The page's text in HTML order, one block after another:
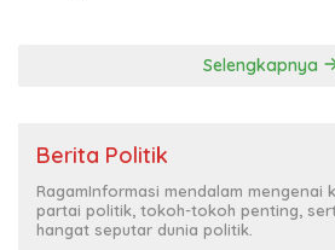
Selengkapnya
Berita Politik
RagamInformasi mendalam mengenai
partai politik, tokoh-tokoh penting,
hangat seputar dunia politik.